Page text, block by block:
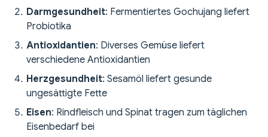
Darmgesundheit: Fermentiertes Gochujang liefert
Probiotika
Antioxidantien: Diverses Gemüse liefert
verschiedene Antioxidantien
Herzgesundheit: Sesamöl liefert gesunde
ungesättigte Fette
Eisen: Rindfleisch und Spinat tragen zum täglichen
Eisenbedarf bei